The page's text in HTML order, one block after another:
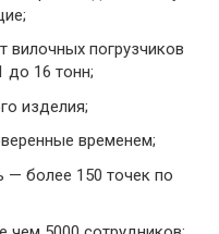
вилочных погрузчиков
до 16 тонн;
изделия;
временем;
— более 150 точек по